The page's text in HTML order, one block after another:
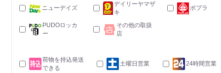
ニューデイズ
デイリーヤマザ
キ
ポプラ
PUDOロッカ
ー
その他の取扱
店
荷物を持込発送
できる
土曜日営業 24時間営業